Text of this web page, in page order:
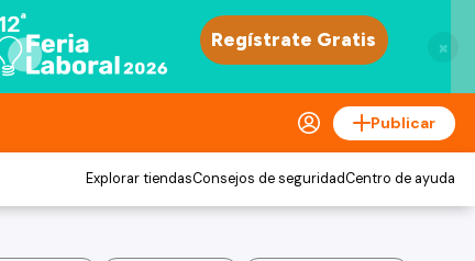
×
Publicar
Explorar tiendasConsejos de seguridadCentro de ayuda